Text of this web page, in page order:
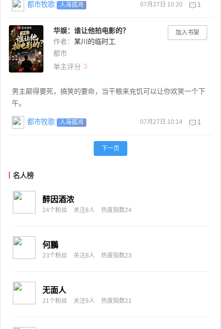
都市牧歌 人海孤鸿 07月27日 10:20 1
加入书架
华娱：谁让他拍电影的？
作者： 某川的临时工
都市
单主评分 3
男主颠得要死，搞笑的要命，当干粮来充饥可以让你欢笑一个下
午。
都市牧歌 人海孤鸿 07月27日 10:14 1
下一页
名人榜
醉因酒浓
24个粉丝 关注8人 热度指数24
何鵬
23个粉丝 关注8人 热度指数23
无面人
21个粉丝 关注9人 热度指数21